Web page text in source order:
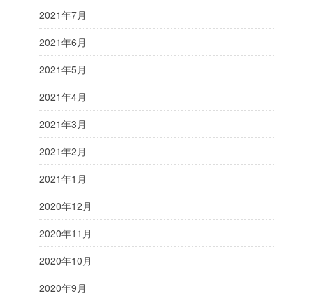
2021年7月
2021年6月
2021年5月
2021年4月
2021年3月
2021年2月
2021年1月
2020年12月
2020年11月
2020年10月
2020年9月